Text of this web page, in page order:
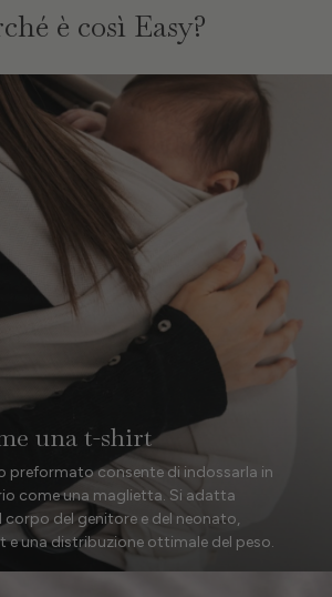
è così Easy?
una t-shirt
preformato consente di indossarla in
come una maglietta. Si adatta
del genitore e del neonato,
una distribuzione ottimale del peso.